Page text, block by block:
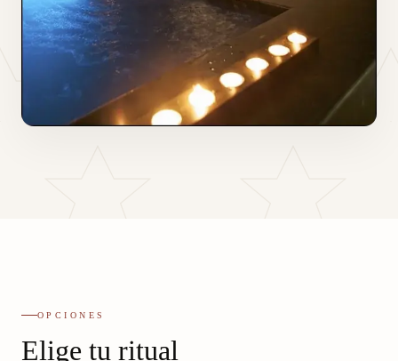
OPCIONES
Elige tu ritual